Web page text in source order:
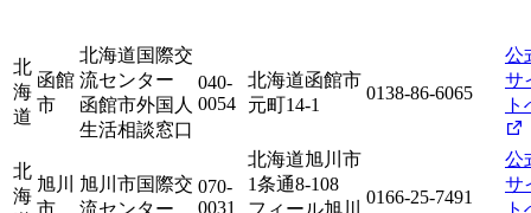
北
海
道
函館
市
北海道国際交
流センター
函館市外国人
生活相談窓口
040-
0054
北海道函館市
元町14-1
0138-86-6065
公
サ
ト
北
海
旭川
市
旭川市国際交
流センター
070-
0031
北海道旭川市
1条通8-108
フィール旭川
0166-25-7491
公
サ
ト